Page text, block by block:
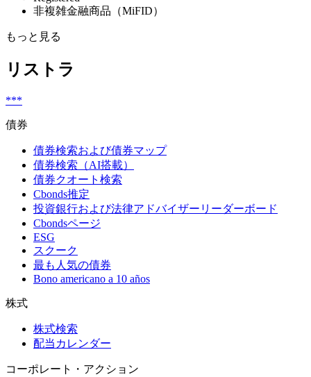
非複雑金融商品（MiFID）
もっと見る
リストラ
***
債券
債券検索および債券マップ
債券検索（AI搭載）
債券クオート検索
Cbonds推定
投資銀行および法律アドバイザーリーダーボード
Cbondsページ
ESG
スクーク
最も人気の債券
Bono americano a 10 años
株式
株式検索
配当カレンダー
コーポレート・アクション